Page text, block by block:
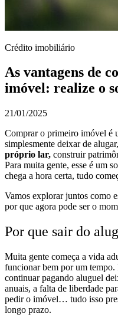
Crédito imobiliário
As vantagens de
imóvel: realize o
21/01/2025
Comprar o primeiro imóvel é
simplesmente deixar de
próprio lar, construir
Para muita gente, esse é um
chega a hora certa, tudo
Vamos explorar juntos como
por que agora pode ser o
Por que sair do
Muita gente começa a vida
funcionar bem por um tempo.
continuar pagando aluguel
anuais, a falta de liberdade
pedir o imóvel… tudo isso
longo prazo.